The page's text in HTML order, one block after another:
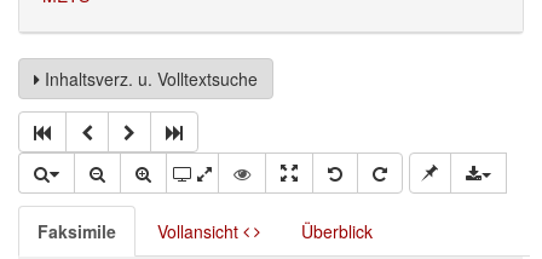
Inhaltsverz. u. Volltextsuche
Faksimile Vollansicht Überblick